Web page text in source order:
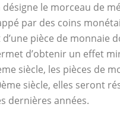
le morceau de
par des coins
pièce de monnaie
d’obtenir un effet
siècle, les pièces de
siècle, elles seront
dernières années.